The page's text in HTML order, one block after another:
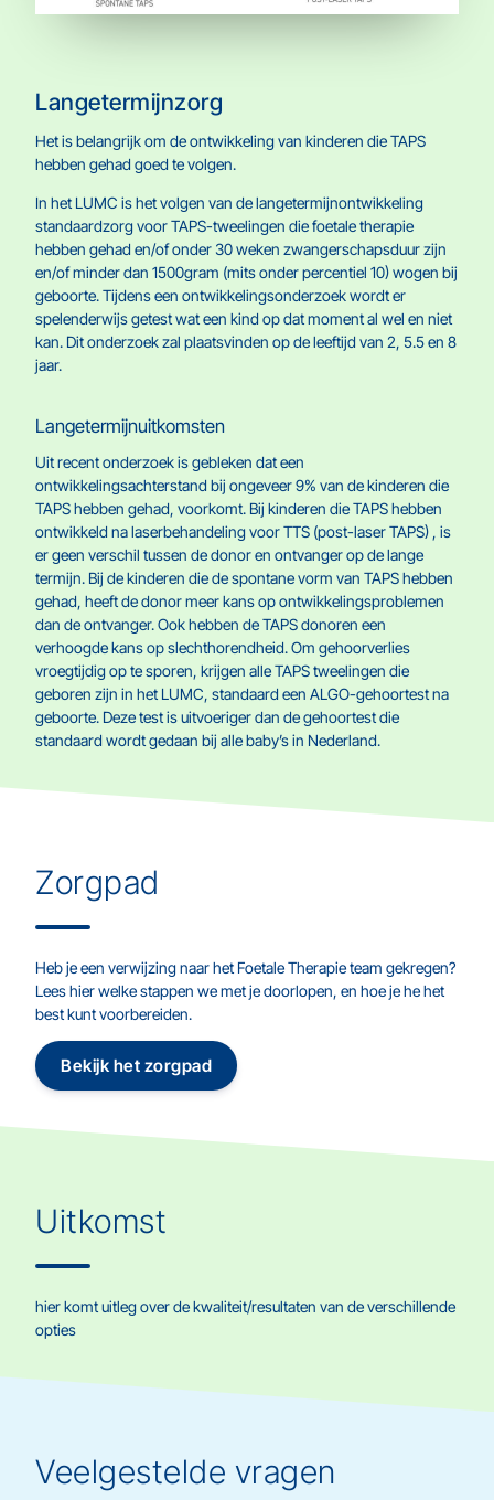
Langetermijnzorg
Het is belangrijk om de ontwikkeling van kinderen die TAPS
hebben gehad goed te volgen.
In het LUMC is het volgen van de langetermijnontwikkeling
standaardzorg voor TAPS-tweelingen die foetale therapie
hebben gehad en/of onder 30 weken zwangerschapsduur zijn
en/of minder dan 1500gram (mits onder percentiel 10) wogen bij
geboorte. Tijdens een ontwikkelingsonderzoek wordt er
spelenderwijs getest wat een kind op dat moment al wel en niet
kan. Dit onderzoek zal plaatsvinden op de leeftijd van 2, 5.5 en 8
jaar.
Langetermijnuitkomsten
Uit recent onderzoek is gebleken dat een
ontwikkelingsachterstand bij ongeveer 9% van de kinderen die
TAPS hebben gehad, voorkomt. Bij kinderen die TAPS hebben
ontwikkeld na laserbehandeling voor TTS (post-laser TAPS) , is
er geen verschil tussen de donor en ontvanger op de lange
termijn. Bij de kinderen die de spontane vorm van TAPS hebben
gehad, heeft de donor meer kans op ontwikkelingsproblemen
dan de ontvanger. Ook hebben de TAPS donoren een
verhoogde kans op slechthorendheid. Om gehoorverlies
vroegtijdig op te sporen, krijgen alle TAPS tweelingen die
geboren zijn in het LUMC, standaard een ALGO-gehoortest na
geboorte. Deze test is uitvoeriger dan de gehoortest die
standaard wordt gedaan bij alle baby’s in Nederland.
Zorgpad
Heb je een verwijzing naar het Foetale Therapie team gekregen?
Lees hier welke stappen we met je doorlopen, en hoe je he het
best kunt voorbereiden.
Bekijk het zorgpad
Uitkomst
hier komt uitleg over de kwaliteit/resultaten van de verschillende
opties
Veelgestelde vragen